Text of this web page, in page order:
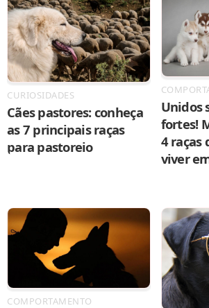
CURIOSIDADES
Cães pastores: conheça
as 7 principais raças
para pastoreio
Unidos
fortes!
4 raças
viver
COMPORTAMENTO